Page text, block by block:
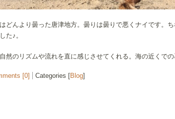
どんより曇った唐津地方。曇りは曇りで悪くナイです。
た♪。
然のリズムや流れを直に感じさせてくれる。海の近くでの
[0] Categories [Blog]